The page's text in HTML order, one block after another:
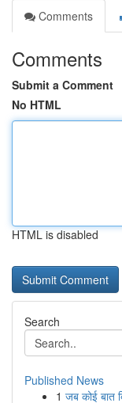
Comments
Comments
Submit a Comment
No HTML
HTML is disabled
Search
Published News
1 जब कोई बात